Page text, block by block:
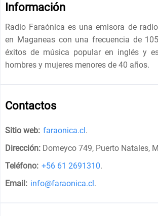
Información
Radio Faraónica es una emisora ​​de
en Maganeas con una frecuencia de
éxitos de música popular en inglés y
hombres y mujeres menores de 40 años.
Contactos
Sitio web: faraonica.cl.
Dirección: Domeyco 749, Puerto Natales,
Teléfono: +56 61 2691310.
Email: info@faraonica.cl.